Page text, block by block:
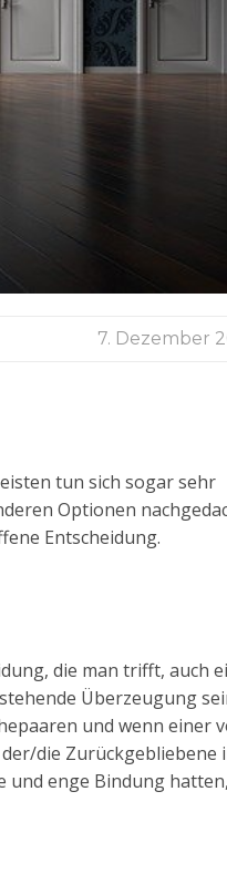
7. Dezember
tun sich sogar sehr
Optionen
Entscheidung.
die man trifft, auch
Überzeugung
und wenn einer
die Zurückgebliebene
und enge Bindung